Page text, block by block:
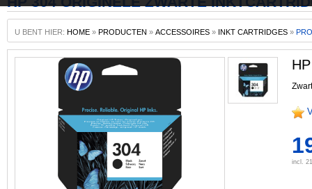
U BENT HIER: HOME » PRODUCTEN » ACCESSOIRES » INKT CARTRIDGES »
Zwart
incl.